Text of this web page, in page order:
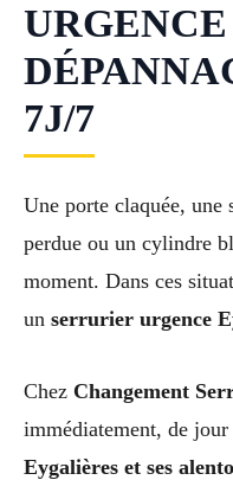
URGENCE
7J/7
Une porte claquée, une
perdue ou un cylindre
moment. Dans ces
un serrurier urgence
Chez Changement
immédiatement, de
Eygalières et ses